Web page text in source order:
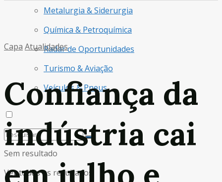
Metalurgia & Siderurgia
Química & Petroquímica
Radar de Oportunidades
Turismo & Aviação
Veículos & Pneus
Sem resultado
Ver todos os resultados
Capa Atualidades
Confiança da
indústria cai